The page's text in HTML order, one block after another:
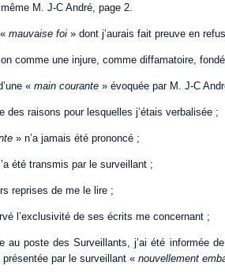
M. J-C André, page 2.
mauvaise foi » dont j’aurais fait preuve en
comme une injure, comme diffamatoire,
« main courante » évoquée par M. J-C
des raisons pour lesquelles j’étais verbalisée ;
» n’a jamais été prononcé ;
été transmis par le surveillant ;
reprises de me le lire ;
l’exclusivité de ses écrits me concernant ;
au poste des Surveillants, j’ai été informée
présentée par le surveillant « nouvellement